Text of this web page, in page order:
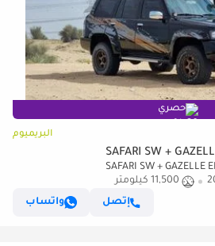
حصري
البريميوم
11,500 كيلومتر
إتصل
واتساب